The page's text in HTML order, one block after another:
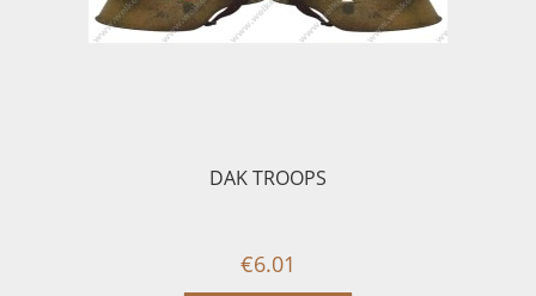
DAK TROOPS
€6.01